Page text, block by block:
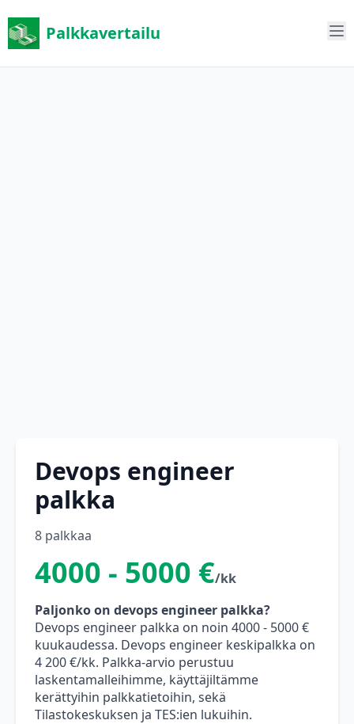
Palkkavertailu
Devops engineer
palkka
8 palkkaa
4000 - 5000 €/kk
Paljonko on devops engineer palkka?
Devops engineer palkka on noin 4000 - 5000 €
kuukaudessa. Devops engineer keskipalkka on
4 200 €/kk. Palkka-arvio perustuu
laskentamalleihimme, käyttäjiltämme
kerättyihin palkkatietoihin, sekä
Tilastokeskuksen ja TES:ien lukuihin.